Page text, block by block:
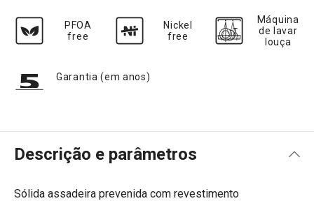
PFOA
free
Nickel
free
Máquina
de lavar
louça
Garantia (em anos)
Descrição e parâmetros
Sólida assadeira prevenida com revestimento